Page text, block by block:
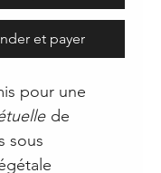
et payer
pour une
de
sous